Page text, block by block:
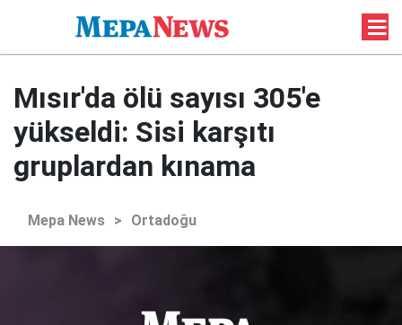
Mısır'da ölü sayısı 305'e
yükseldi: Sisi karşıtı
gruplardan kınama
Mepa News > Ortadoğu